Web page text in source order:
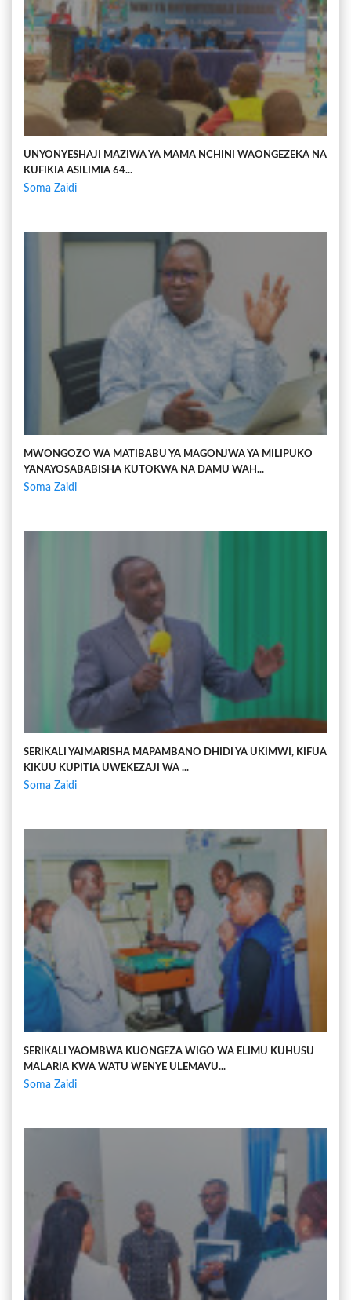
UNYONYESHAJI MAZIWA YA MAMA NCHINI WAONGEZEKA NA
KUFIKIA ASILIMIA 64...
Soma Zaidi
MWONGOZO WA MATIBABU YA MAGONJWA YA MILIPUKO
YANAYOSABABISHA KUTOKWA NA DAMU WAH...
Soma Zaidi
SERIKALI YAIMARISHA MAPAMBANO DHIDI YA UKIMWI, KIFUA
KIKUU KUPITIA UWEKEZAJI WA ...
Soma Zaidi
SERIKALI YAOMBWA KUONGEZA WIGO WA ELIMU KUHUSU
MALARIA KWA WATU WENYE ULEMAVU...
Soma Zaidi